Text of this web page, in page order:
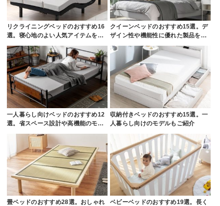
リクライニングベッドのおすすめ16
選。寝心地のよい人気アイテムを…
クイーンベッドのおすすめ15選。デ
ザイン性や機能性に優れた製品を…
一人暮らし向けベッドのおすすめ12
選。省スペース設計や高機能のモ…
収納付きベッドのおすすめ15選。一
人暮らし向けのモデルもご紹介
畳ベッドのおすすめ28選。おしゃれ
ベビーベッドのおすすめ19選。長く